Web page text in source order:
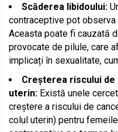
Scăderea libidoului:
contraceptive pot
Aceasta poate fi cauzată
provocate de pilule, care
implicați în sexualitate,
Creșterea riscului de
uterin: Există unele
creștere a riscului de
colul uterin) pentru